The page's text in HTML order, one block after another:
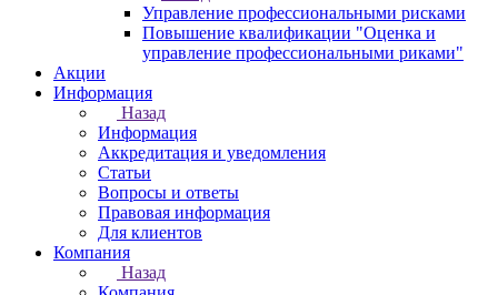
Управление профессиональными рисками
Повышение квалификации "Оценка и
управление профессиональными риками"
Акции
Информация
Назад
Информация
Аккредитация и уведомления
Статьи
Вопросы и ответы
Правовая информация
Для клиентов
Компания
Назад